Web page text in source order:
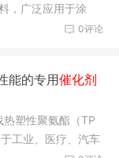
，广泛应用于涂
0评论
能的专用催化剂
塑性聚氨酯（TP
工业、医疗、汽车